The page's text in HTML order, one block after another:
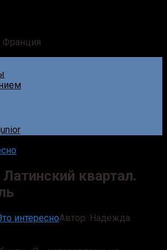
Франция
Латинский квартал.
интересноАвтор: Надежда